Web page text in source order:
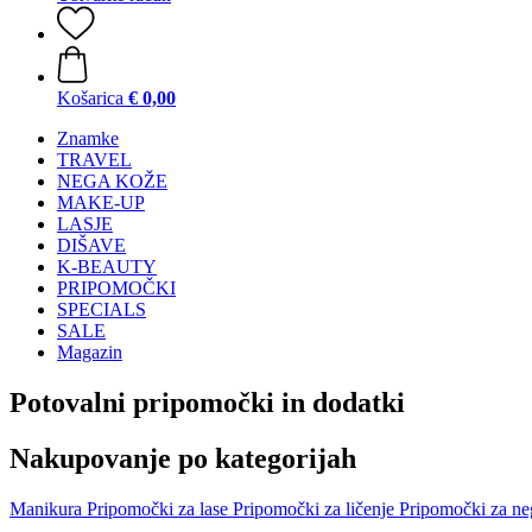
Košarica € 0,00
Znamke
TRAVEL
NEGA KOŽE
MAKE-UP
LASJE
DIŠAVE
K-BEAUTY
PRIPOMOČKI
SPECIALS
SALE
Magazin
Potovalni pripomočki in dodatki
Nakupovanje po kategorijah
Manikura Pripomočki za lase Pripomočki za ličenje Pripomočki za